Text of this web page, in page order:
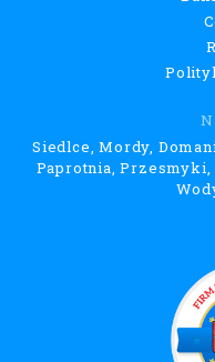
Siedlce, Mordy,
Paprotnia,